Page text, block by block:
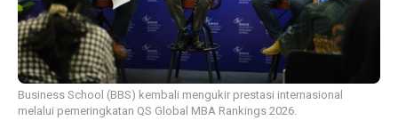
Business School (BBS) kembali mengukir prestasi internasional
melalui pemeringkatan QS Global MBA Rankings 2026.